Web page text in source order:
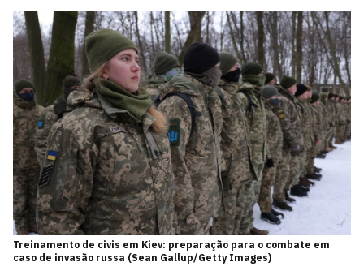
Treinamento de civis em Kiev: preparação para o combate em
caso de invasão russa (Sean Gallup/Getty Images)